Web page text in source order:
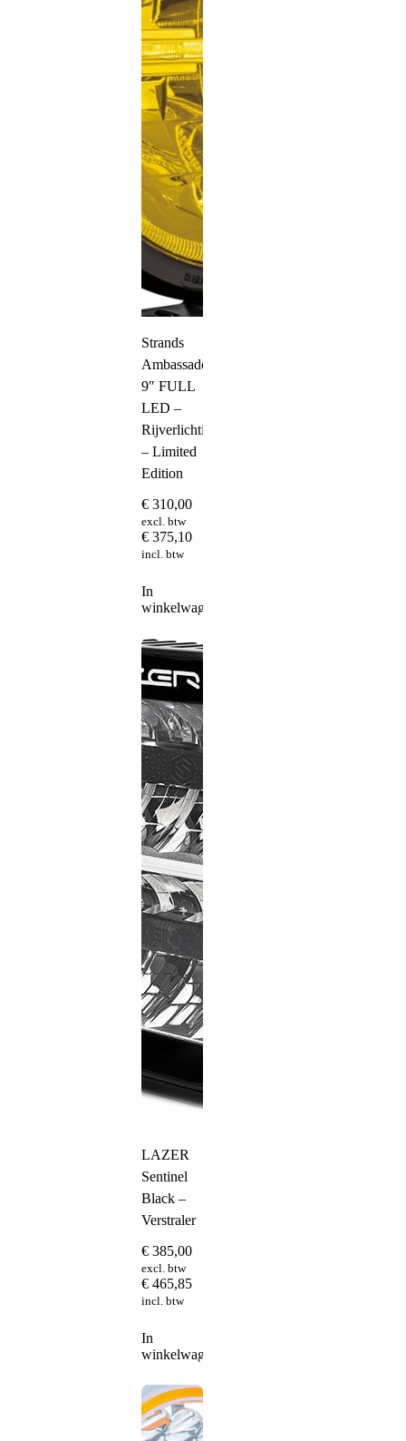
Strands
Ambassador
9″ FULL
LED –
Rijverlichting
– Limited
Edition
€ 310,00
excl. btw
€ 375,10
incl. btw
In
winkelwagen
LAZER
Sentinel
Black –
Verstraler
€ 385,00
excl. btw
€ 465,85
incl. btw
In
winkelwagen